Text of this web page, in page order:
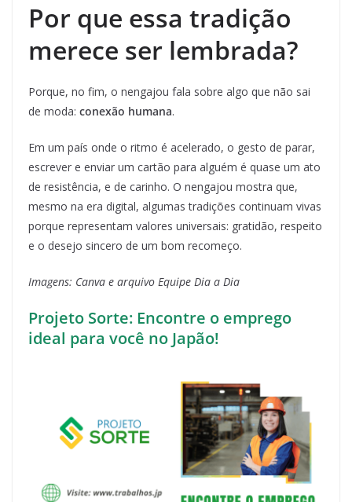
Por que essa tradição
merece ser lembrada?
Porque, no fim, o nengajou fala sobre algo que não sai
de moda: conexão humana.
Em um país onde o ritmo é acelerado, o gesto de parar,
escrever e enviar um cartão para alguém é quase um ato
de resistência, e de carinho. O nengajou mostra que,
mesmo na era digital, algumas tradições continuam vivas
porque representam valores universais: gratidão, respeito
e o desejo sincero de um bom recomeço.
Imagens: Canva e arquivo Equipe Dia a Dia
Projeto Sorte: Encontre o emprego
ideal para você no Japão!